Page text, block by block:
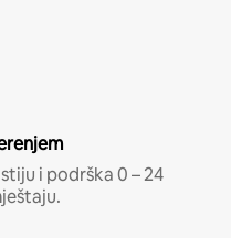
i podrška 0 – 24